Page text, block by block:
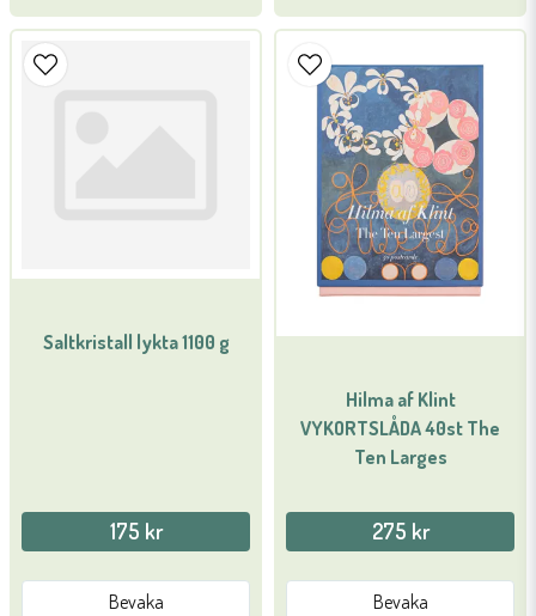
Saltkristall lykta 1100 g
175 kr
Bevaka
Hilma af Klint
VYKORTSLÅDA 40st The
Ten Larges
275 kr
Bevaka